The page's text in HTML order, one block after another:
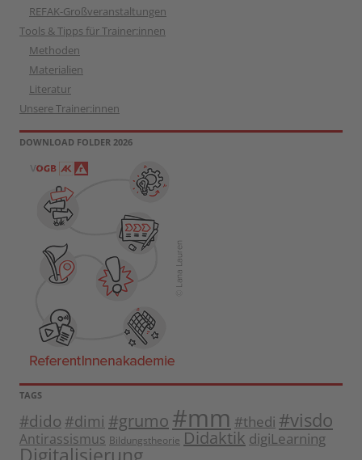
REFAK-Großveranstaltungen
Tools & Tipps für Trainer:innen
Methoden
Materialien
Literatur
Unsere Trainer:innen
DOWNLOAD FOLDER 2026
TAGS
#dido #dimi #grumo #mm #thedi #visdo
Antirassismus Bildungstheorie Didaktik digiLearning